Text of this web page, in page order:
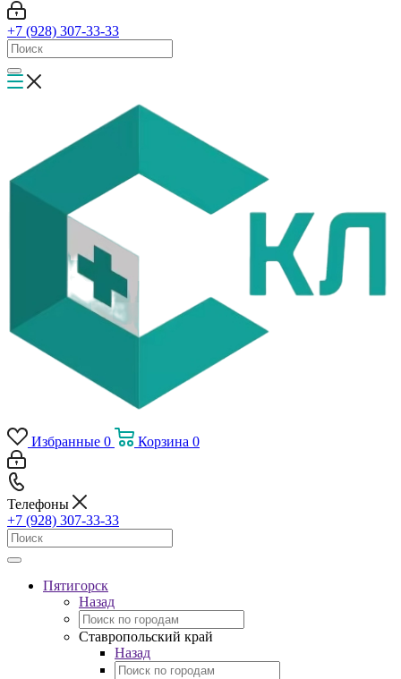
+7 (928) 307-33-33
Избранные 0 Корзина 0
Телефоны
+7 (928) 307-33-33
Пятигорск
Назад
Ставропольский край
Назад